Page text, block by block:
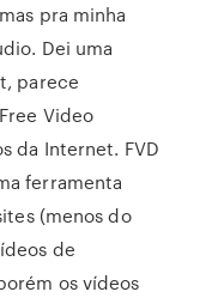
pra minha
Dei uma
parece
Video
da Internet. FVD
ferramenta
(menos do
de
os vídeos